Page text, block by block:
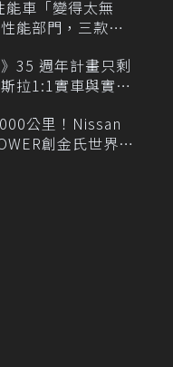
車「變得太無
能部門，三款手
35 週年計畫只剩
拉1:1實車與實體
公里！Nissan
創金氏世界紀